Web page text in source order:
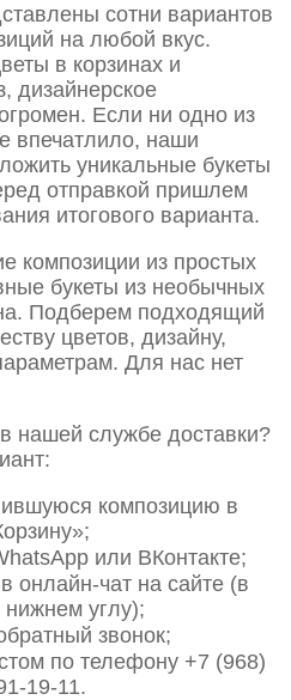
сотни вариантов
на любой вкус.
в корзинах и
дизайнерское
Если ни одно из
впечатлило, наши
уникальные букеты
отправкой пришлем
итогового варианта.
композиции из простых
букеты из необычных
Подберем подходящий
цветов, дизайну,
Для нас нет
нашей службе доставки?
композицию в
или ВКонтакте;
онлайн-чат на сайте (в
углу);
звонок;
по телефону +7 (968)
19-11.